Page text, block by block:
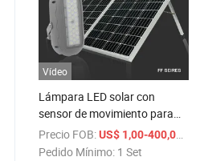
Vídeo
Lámpara LED solar con
sensor de movimiento para
exteriores, todo en uno, foco
solar, luces de inundación
Precio FOB: US$ 1,00-400,00
Pedido Mínimo: 1 Set